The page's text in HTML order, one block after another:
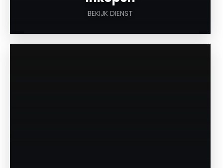
BEKIJK DIENST